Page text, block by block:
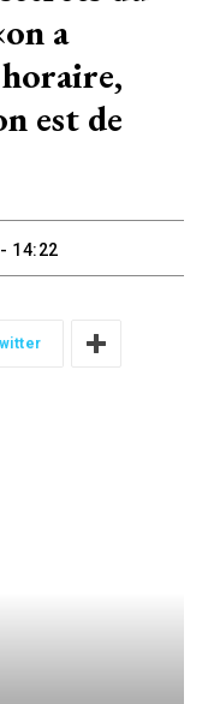
a
est de
14:22